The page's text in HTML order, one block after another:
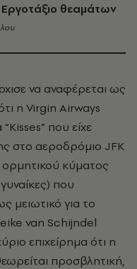
θεαμάτων
να αναφέρεται ως
η Virgin Airways
που είχε
στο αεροδρόμιο JFK
ορμητικού κύματος
που
μειωτικό για το
van Schijndel
επιχείρημα ότι η
προσβλητική,